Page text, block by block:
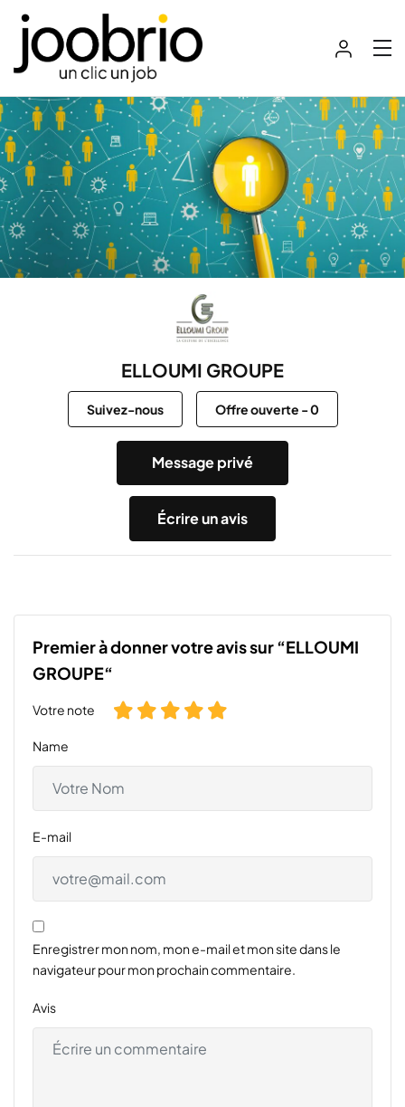
ELLOUMI GROUPE
Suivez-nous Offre ouverte -0
Message privé
Écrire un avis
Premier à donner votre avis sur “ELLOUMI
GROUPE“
Votre note
Name
E-mail
Enregistrer mon nom, mon e-mail et mon site dans le
navigateur pour mon prochain commentaire.
Avis